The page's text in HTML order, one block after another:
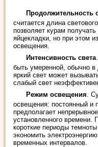
Продолжительность
считается длина
позволяет курам
яйцекладки, но при этом
освещения.
Интенсивность света
быть умеренной, обычно
яркий свет может
слабый свет
Режим освещения .
освещения: постоянный и
предполагает
установленного
короткие периоды
экономить
временных интервалов.